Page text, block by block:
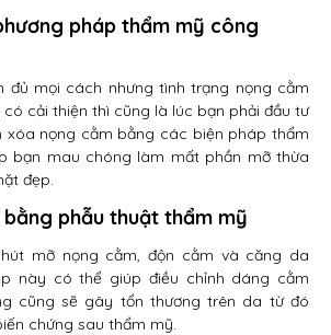
pháp thẩm mỹ công
đủ mọi cách nhưng tình trạng nọng cằm
cải thiện thì cũng là lúc bạn phải đầu tư
xóa nọng cằm bằng các biện pháp thẩm
bạn mau chóng làm mất phần mỡ thừa
đẹp.
phẫu thuật thẩm mỹ
mỡ nọng cằm, độn cằm và căng da
này có thể giúp điều chỉnh dáng cằm
cũng sẽ gây tổn thương trên da từ đó
chứng sau thẩm mỹ.